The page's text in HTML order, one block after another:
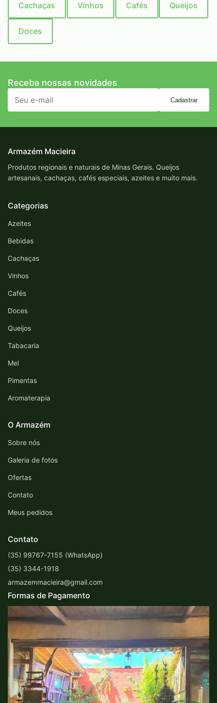
Cachaças Vinhos Cafés Queijos
Doces
Receba nossas novidades
Cadastrar
Armazém Macieira
Produtos regionais e naturais de Minas Gerais. Queijos
artesanais, cachaças, cafés especiais, azeites e muito mais.
Categorias
Azeites
Bebidas
Cachaças
Vinhos
Cafés
Doces
Queijos
Tabacaria
Mel
Pimentas
Aromaterapia
O Armazém
Sobre nós
Galeria de fotos
Ofertas
Contato
Meus pedidos
Contato
(35) 99767-7155 (WhatsApp)
(35) 3344-1918
armazemmacieira@gmail.com
Formas de Pagamento